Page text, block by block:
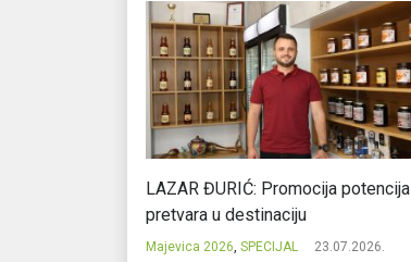
LAZAR ĐURIĆ: Promocija potencijal
pretvara u destinaciju
Majevica 2026, SPECIJAL 23.07.2026.